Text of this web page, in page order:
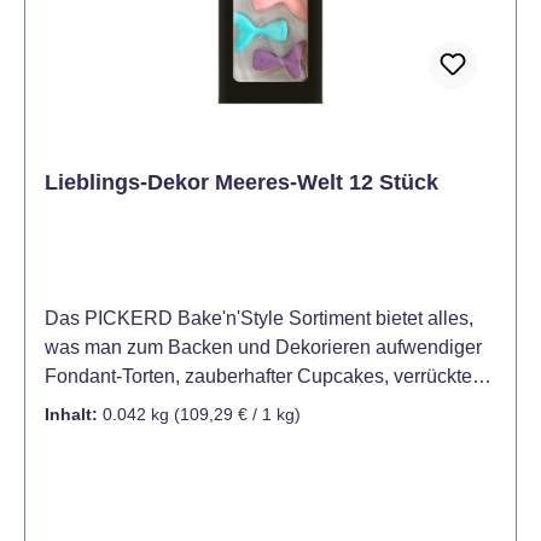
Lieblings-Dekor Meeres-Welt 12 Stück
Das PICKERD Bake'n'Style Sortiment bietet alles,
was man zum Backen und Dekorieren aufwendiger
Fondant-Torten, zauberhafter Cupcakes, verrückten
Cake Pops oder bunten Rainbow Cakes braucht. Mit
Inhalt: 0.042 kg (109,29 € / 1 kg)